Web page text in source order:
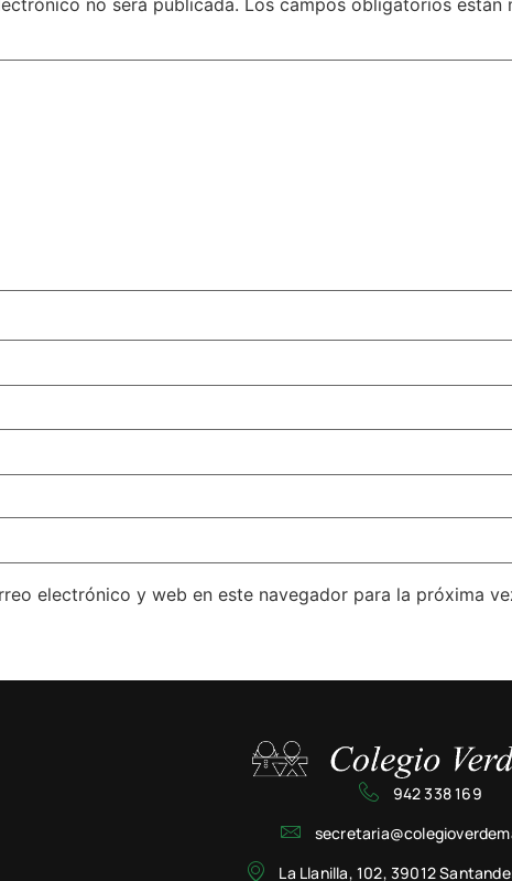
electrónico y web en este navegador para la próxima
942 338 169
La Llanilla, 102, 39012